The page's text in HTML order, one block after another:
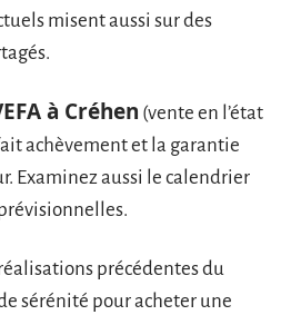
misent aussi sur des
à Créhen (vente en l’état
achèvement et la garantie
Examinez aussi le calendrier
précédentes du
sérénité pour acheter une